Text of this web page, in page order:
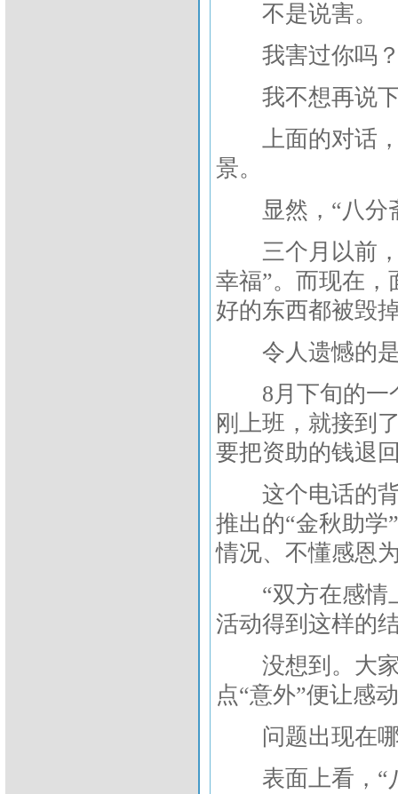
不是说害。
我害过你吗
我不想再说下
上面的对话，
景。
显然，“八分
三个月以前，
幸福”。而现在，
好的东西都被毁
令人遗憾的是
8月下旬的一个
刚上班，就接到
要把资助的钱退
这个电话的背
推出的“金秋助学
情况、不懂感恩
“双方在感情上
活动得到这样的
没想到。大家
点“意外”便让感
问题出现在哪
表面上看，“八